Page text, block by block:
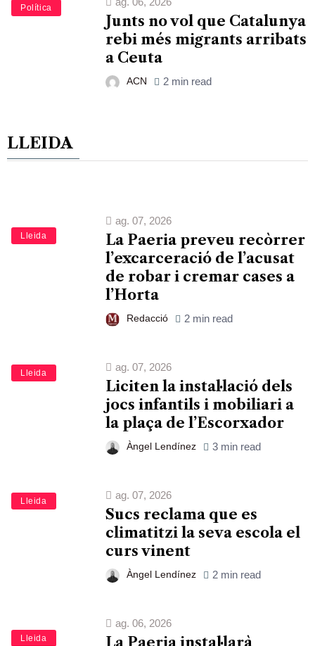
Política
Junts no vol que Catalunya
rebi més migrants arribats
a Ceuta
ACN 2 min read
LLEIDA
Lleida
ag. 07, 2026
La Paeria preveu recòrrer
l’excarceració de l’acusat
de robar i cremar cases a
l’Horta
Redacció 2 min read
Lleida
ag. 07, 2026
Liciten la instal·lació dels
jocs infantils i mobiliari a
la plaça de l’Escorxador
Àngel Lendínez 3 min read
Lleida
ag. 07, 2026
Sucs reclama que es
climatitzi la seva escola el
curs vinent
Àngel Lendínez 2 min read
Lleida
ag. 06, 2026
La Paeria instal·larà